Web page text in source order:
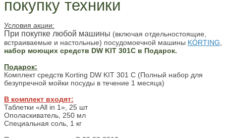
покупку техники
Условия акции:
При покупке любой машины (включая отдельностоящие,
встраиваемые и настольные) посудомоечной машины KÖRTING
набор моющих средств DW KIT 301C в Подарок.
Подарок:
Комплект средств Korting DW KIT 301 C (Полный набор для
безупречной мойки посуды в течение 1 месяца)
В комплект входят:
Таблетки «All in 1», 25 шт
Ополаскиватель, 250 мл
Специальная соль, 1 кг